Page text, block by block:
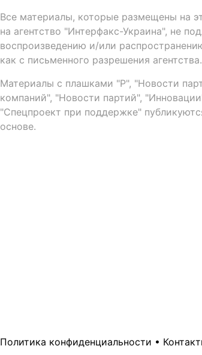
Все материалы, которые размещены на
на агентство "Интерфакс-Украина", не
воспроизведению и/или
как с письменного разрешения агентства.
Материалы с плашками "Р", "Новости
компаний", "Новости партий",
"Спецпроект при поддержке"
основе.
Политика конфиденциальности •